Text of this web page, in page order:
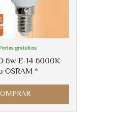
6w E-14 6000K
OSRAM *
gratuitos